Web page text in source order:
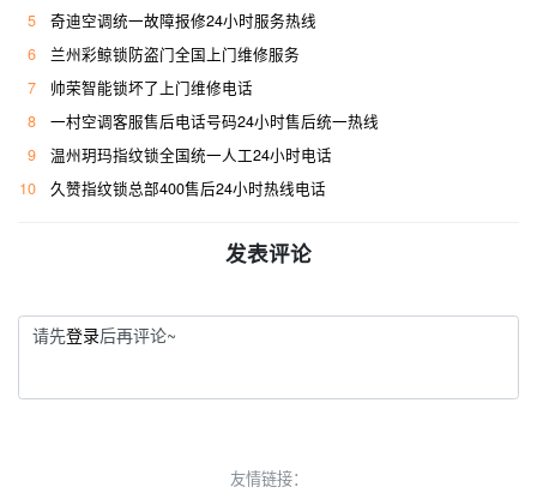
5
奇迪空调统一故障报修24小时服务热线
6
兰州彩鲸锁防盗门全国上门维修服务
7
帅荣智能锁坏了上门维修电话
8
一村空调客服售后电话号码24小时售后统一热线
9
温州玥玛指纹锁全国统一人工24小时电话
10
久赞指纹锁总部400售后24小时热线电话
发表评论
请先登录后再评论~
友情链接：